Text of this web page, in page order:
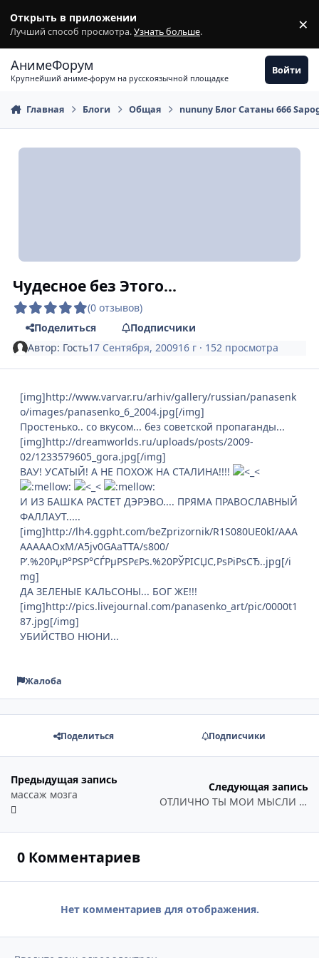
Открыть в приложении
Лучший способ просмотра.Узнать больше. ×
АнимеФорум
Крупнейший аниме-форум на русскоязычной площадке
Войти
Главная Блоги Общая nununy Блог Сатаны 666
Чудесное без Этого...
(0 отзывов)
Поделиться
Подписчики
Автор: Гость17 Сентября, 200916 г · 152 просмотра
[img]http://www.varvar.ru/arhiv/gallery/russian/panasenk
o/images/panasenko_6_2004.jpg[/img]
Простенько.. со вкусом... без советской пропаганды...
[img]http://dreamworlds.ru/uploads/posts/2009-
02/1233579605_gora.jpg[/img]
ВАУ! УСАТЫЙ! А НЕ ПОХОЖ НА СТАЛИНА!!!!
И ИЗ БАШКА РАСТЕТ ДЭРЭВО.... ПРЯМА ПРАВОСЛАВНЫЙ
ФАЛЛАУТ.....
[img]http://lh4.ggpht.com/beZprizornik/R1S080UE0kI/AAA
AAAAAOxM/A5jv0GAaTTA/s800/
Р’.%20РџР°РЅР°СЃРµРЅРєРѕ.%20РЎРІСЏС‚РѕРіРѕСЂ..jpg[/i
mg]
ДА ЗЕЛЕНЫЕ КАЛЬСОНЫ... БОГ ЖЕ!!!
[img]http://pics.livejournal.com/panasenko_art/pic/0000t1
87.jpg[/img]
УБИЙСТВО НЮНИ...
Жалоба
Поделиться Подписчики
Предыдущая запись
массаж мозга
Следующая запись
ОТЛИЧНО ТЫ МОИ МЫСЛИ ВЫВЕРНУЛ НАРУЖУ ДАЖЕ НИЧЕ ДЕЛАТЬ НЕ НУЖНО...
0 Комментариев
Нет комментариев для отображения.